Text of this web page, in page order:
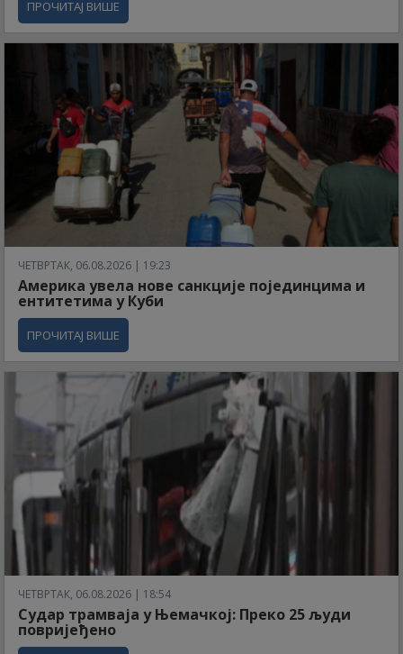
ПРОЧИТАЈ ВИШЕ
ЧЕТВРТАК, 06.08.2026 | 19:23
Америка увела нове санкције појединцима и
ентитетима у Куби
ПРОЧИТАЈ ВИШЕ
ЧЕТВРТАК, 06.08.2026 | 18:54
Судар трамваја у Њемачкој: Преко 25 људи
повријеђено